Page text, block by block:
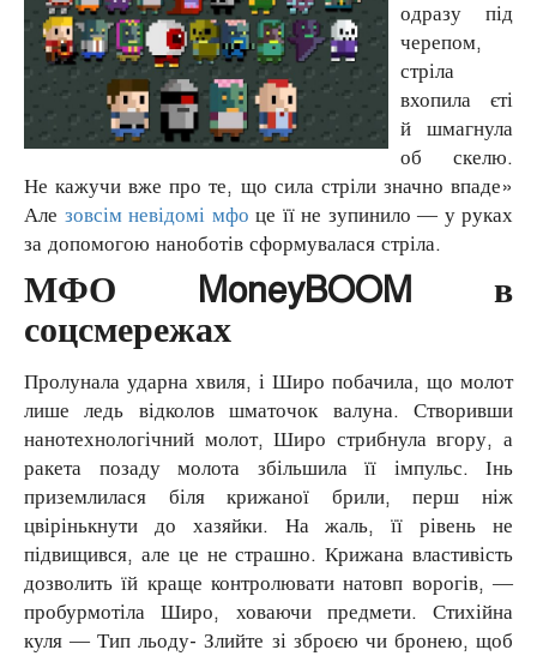
одразу під
черепом,
стріла
вхопила єті
й шмагнула
об скелю.
Не кажучи вже про те, що сила стріли значно впаде»
Але зовсім невідомі мфо це її не зупинило — у руках
за допомогою наноботів сформувалася стріла.
МФО MoneyBOOM в
соцсмережах
Пролунала ударна хвиля, і Широ побачила, що молот
лише ледь відколов шматочок валуна. Створивши
нанотехнологічний молот, Широ стрибнула вгору, а
ракета позаду молота збільшила її імпульс. Інь
приземлилася біля крижаної брили, перш ніж
цвірінькнути до хазяйки. На жаль, її рівень не
підвищився, але це не страшно. Крижана властивість
дозволить їй краще контролювати натовп ворогів, —
пробурмотіла Широ, ховаючи предмети. Стихійна
куля — Тип льоду- Злийте зі зброєю чи бронею, щоб